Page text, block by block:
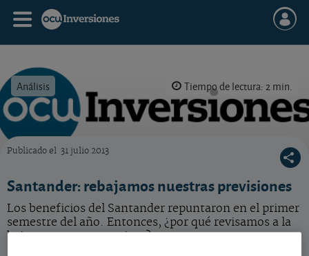
Análisis Tiempo de lectura: 2 min.
Publicado el 31 julio 2013
Santander: rebajamos nuestras previsiones
Los beneficios del Santander repuntaron en el primer
semestre del año. Entonces, ¿por qué revisamos a la
baja nuestra expectativas?